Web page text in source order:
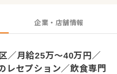
企業・店舗情報
／月給25万～40万円／
レセプション／飲食専門